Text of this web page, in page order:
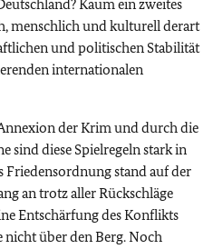
Kaum ein zweites
menschlich und kulturell derart
und politischen Stabilität
internationalen
der Krim und durch die
sind diese Spielregeln stark in
Friedensordnung stand auf der
an trotz aller Rückschläge
Entschärfung des Konflikts
nicht über den Berg. Noch